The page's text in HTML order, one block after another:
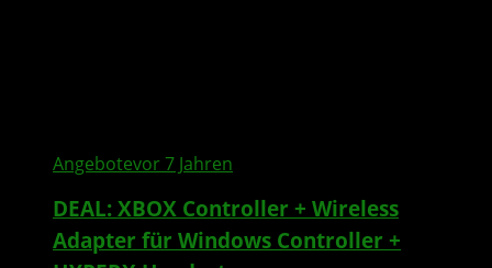
Angebotevor 7 Jahren
DEAL: XBOX Controller + Wireless
Adapter für Windows Controller +